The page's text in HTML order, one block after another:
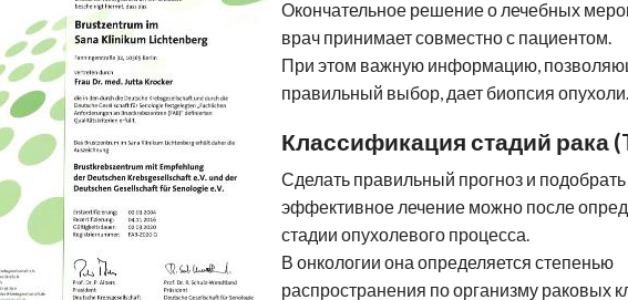
в клинике
Генетическая диагностика
клиник
нейрореабилитация
Детская онкология
Отправить диск МРТ
Лечение в Германии-статьи
Частые вопросы
Окончательное решение о лечебных
врач принимает совместно с пациентом.
При этом важную информацию,
правильный выбор, дает биопсия опухоли.
Классификация стадий рака
Сделать правильный прогноз и подобрать
эффективное лечение можно после
стадии опухолевого процесса.
В онкологии она определяется степенью
распространения по организму раковых